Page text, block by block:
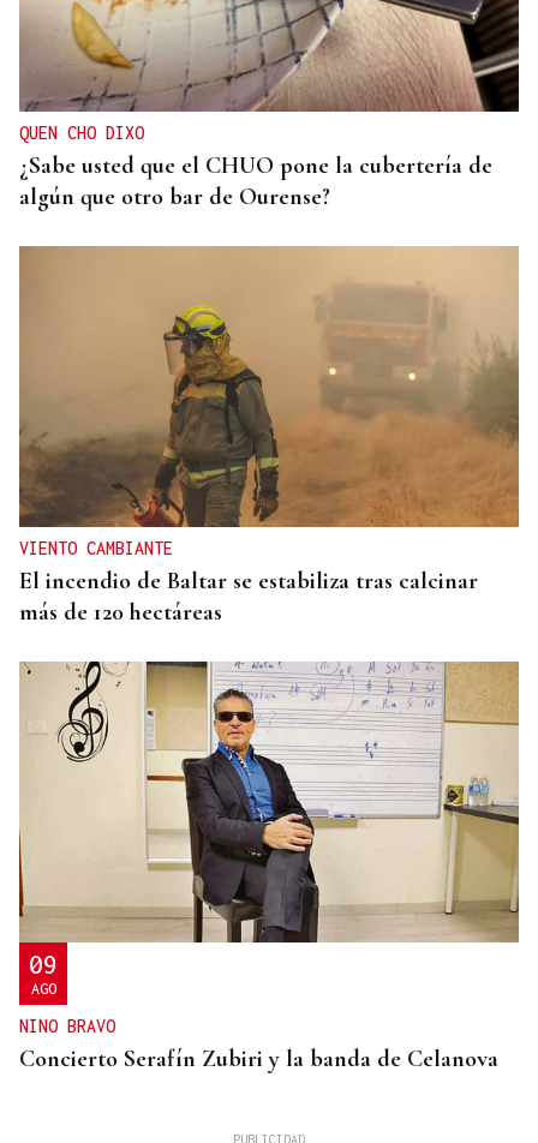
CUIDAR LOS ECOSISTEMAS COSTEROS
Las claves para reducir los residuos y mantener las
playas limpias este verano
QUEN CHO DIXO
¿Sabe usted que el CHUO pone la cubertería de
algún que otro bar de Ourense?
VIENTO CAMBIANTE
El incendio de Baltar se estabiliza tras calcinar
más de 120 hectáreas
09
AGO
NINO BRAVO
Concierto Serafín Zubiri y la banda de Celanova